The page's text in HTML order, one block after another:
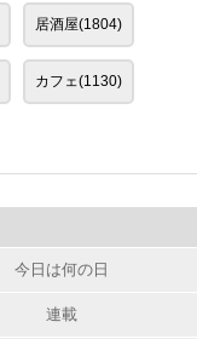
居酒屋(1804)
カフェ(1130)
今日は何の日
連載